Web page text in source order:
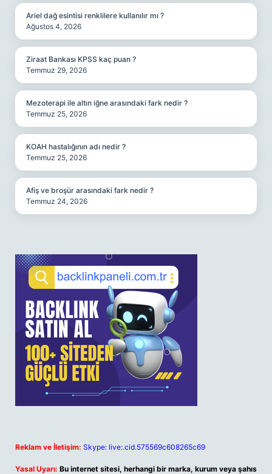
Ariel dağ esintisi renklilere kullanılır mı ?
Ağustos 4, 2026
Ziraat Bankası KPSS kaç puan ?
Temmuz 29, 2026
Mezoterapi ile altın iğne arasındaki fark nedir ?
Temmuz 25, 2026
KOAH hastalığının adı nedir ?
Temmuz 25, 2026
Afiş ve broşür arasındaki fark nedir ?
Temmuz 24, 2026
Reklam ve İletişim: Skype: live:.cid.575569c608265c69
Yasal Uyarı: Bu internet sitesi, herhangi bir marka, kurum veya şahıs